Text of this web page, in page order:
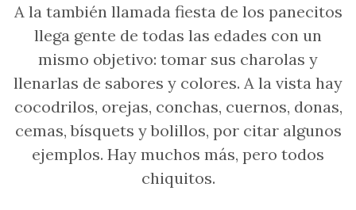
A la también llamada fiesta de los panecitos
llega gente de todas las edades con un
mismo objetivo: tomar sus charolas y
llenarlas de sabores y colores. A la vista hay
cocodrilos, orejas, conchas, cuernos, donas,
cemas, bísquets y bolillos, por citar algunos
ejemplos. Hay muchos más, pero todos
chiquitos.